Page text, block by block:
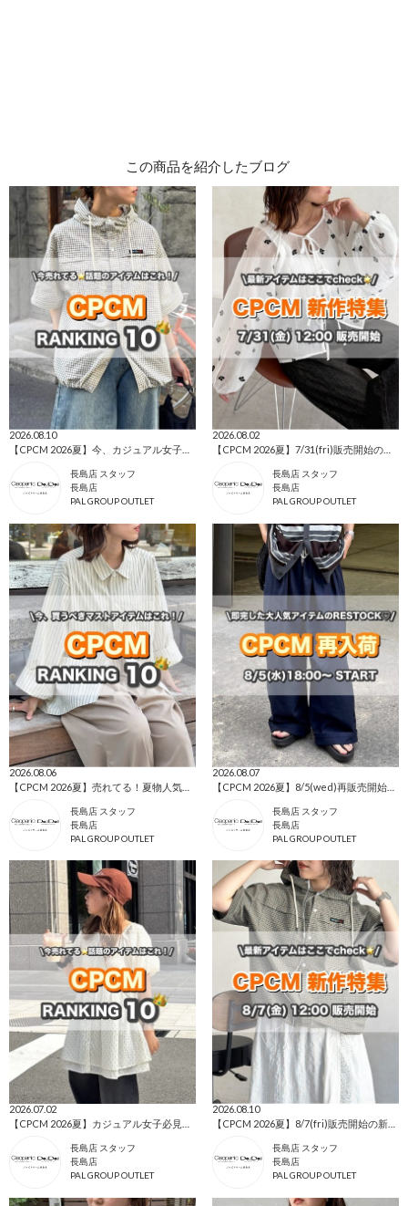
この商品を紹介したブログ
2026.08.10
長島店 スタッフ
長島店
PAL GROUP OUTLET
2026.08.02
【CPCM 2026夏】7/31(fri)販売開始の新作アイテムまとめ🌼
長島店 スタッフ
長島店
PAL GROUP OUTLET
2026.08.06
長島店 スタッフ
長島店
PAL GROUP OUTLET
2026.08.07
【CPCM 2026夏】8/5(wed)再販売開始の人気アイテム🌼
長島店 スタッフ
長島店
PAL GROUP OUTLET
2026.07.02
長島店 スタッフ
長島店
PAL GROUP OUTLET
2026.08.10
【CPCM 2026夏】8/7(fri)販売開始の新作アイテムまとめ🌼
長島店 スタッフ
長島店
PAL GROUP OUTLET